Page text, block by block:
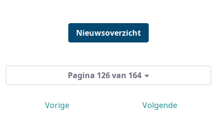
Nieuwsoverzicht
Pagina 126 van 164
Vorige Volgende